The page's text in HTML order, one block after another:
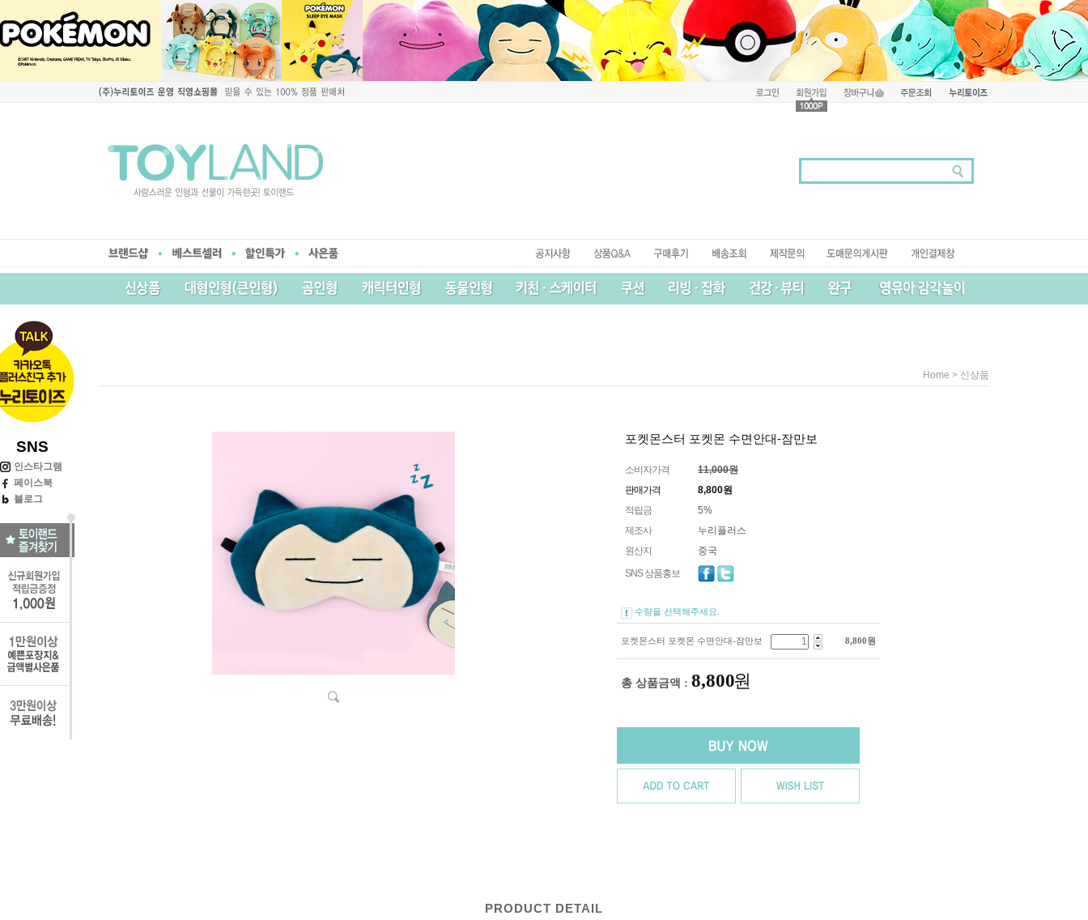
SNS
인스타그램
페이스북
블로그
Home > 신상품
포켓몬스터 포켓몬 수면안대-잠만보
소비자가격
11,000원
판매가격
8,800원
적립금
5%
제조사
누리플러스
원산지
중국
SNS 상품홍보
수량을 선택해주세요.
포켓몬스터 포켓몬 수면안대-잠만보 8,800원
총 상품금액 : 8,800원
PRODUCT DETAIL